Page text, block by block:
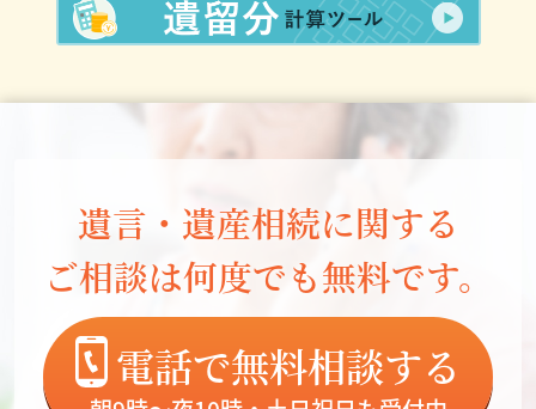
遺言・遺産相続に関する
ご相談は何度でも無料です。
電話で無料相談する